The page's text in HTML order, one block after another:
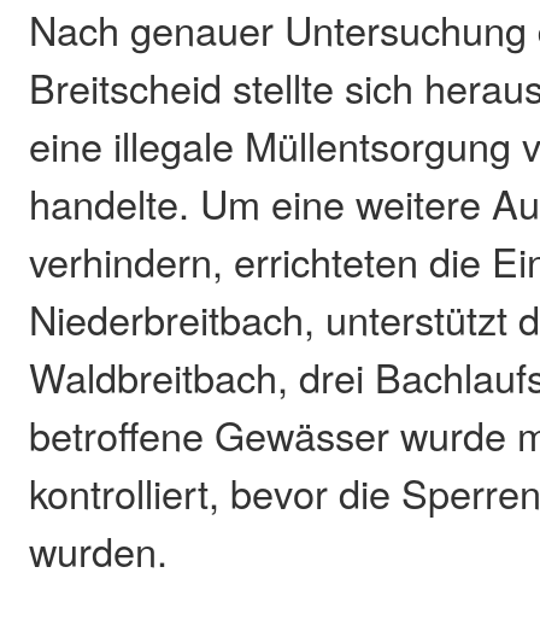
Nach genauer
Breitscheid stellte sich
eine illegale Müllentsorgung
handelte. Um eine weitere
verhindern, errichteten die
Niederbreitbach, unterstützt
Waldbreitbach, drei
betroffene Gewässer wurde
kontrolliert, bevor die
wurden.